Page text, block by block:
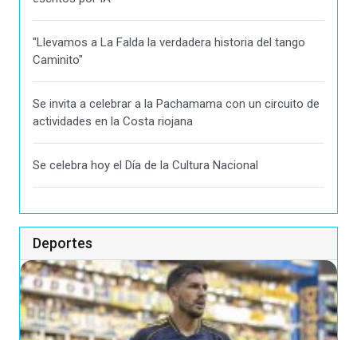
"Llevamos a La Falda la verdadera historia del tango
Caminito"
Se invita a celebrar a la Pachamama con un circuito de
actividades en la Costa riojana
Se celebra hoy el Día de la Cultura Nacional
Deportes